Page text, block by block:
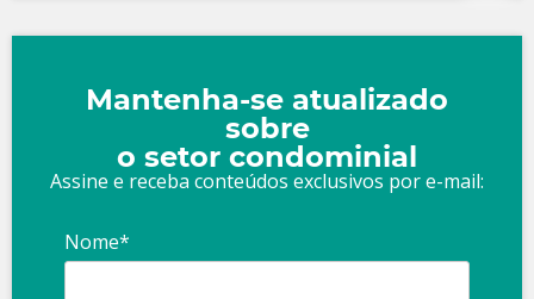
Mantenha-se atualizado
sobre
o setor condominial
Assine e receba conteúdos exclusivos por e-mail:
Nome*